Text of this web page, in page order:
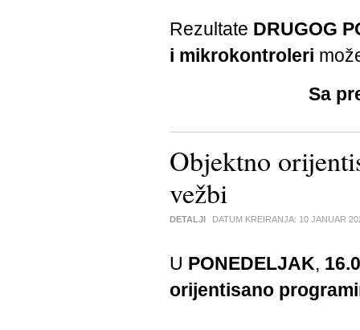
Rezultate DRUGOG
i mikrokontroleri
Sa
Objektno
vežbi
DETALJI DATUM KREIRANJA: 10 JANUAR
U PONEDELJAK,
orijentisano